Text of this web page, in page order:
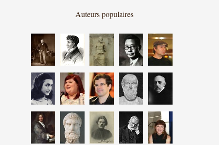
Auteurs populaires